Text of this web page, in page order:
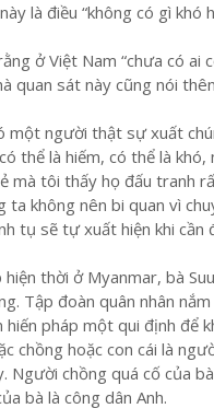
là điều “không có gì khó
ở Việt Nam “chưa có ai
quan sát này cũng nói
một người thật sự xuất
thể là hiếm, có thể là
mà tôi thấy họ đấu tranh
ta không nên bi quan vì
tụ sẽ tự xuất hiện khi cần
hiện thời ở Myanmar, bà
Tập đoàn quân nhân
hiến pháp một qui định để
chồng hoặc con cái là
Người chồng quá cố của
bà là công dân Anh.